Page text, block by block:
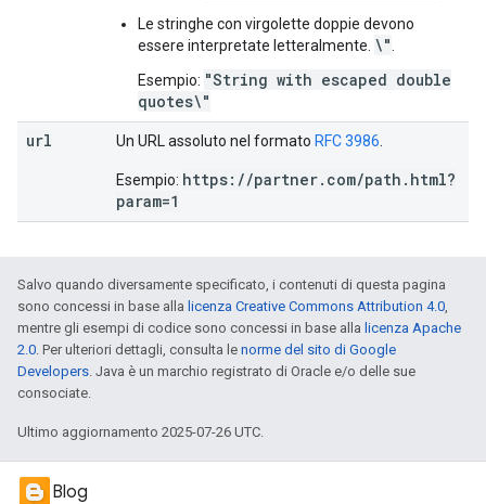
Le stringhe con virgolette doppie devono
essere interpretate letteralmente. \"
Esempio: "String with escaped double
quotes\"
url
Un URL assoluto nel formato RFC 3986
Esempio: https://partner.com/path.html?
param=1
Salvo quando diversamente specificato, i contenuti di questa pagina
sono concessi in base alla licenza Creative Commons Attribution 4.0,
mentre gli esempi di codice sono concessi in base alla licenza Apache
2.0. Per ulteriori dettagli, consulta le norme del sito di Google
Developers. Java è un marchio registrato di Oracle e/o delle sue
consociate.
Ultimo aggiornamento 2025-07-26 UTC.
Blog